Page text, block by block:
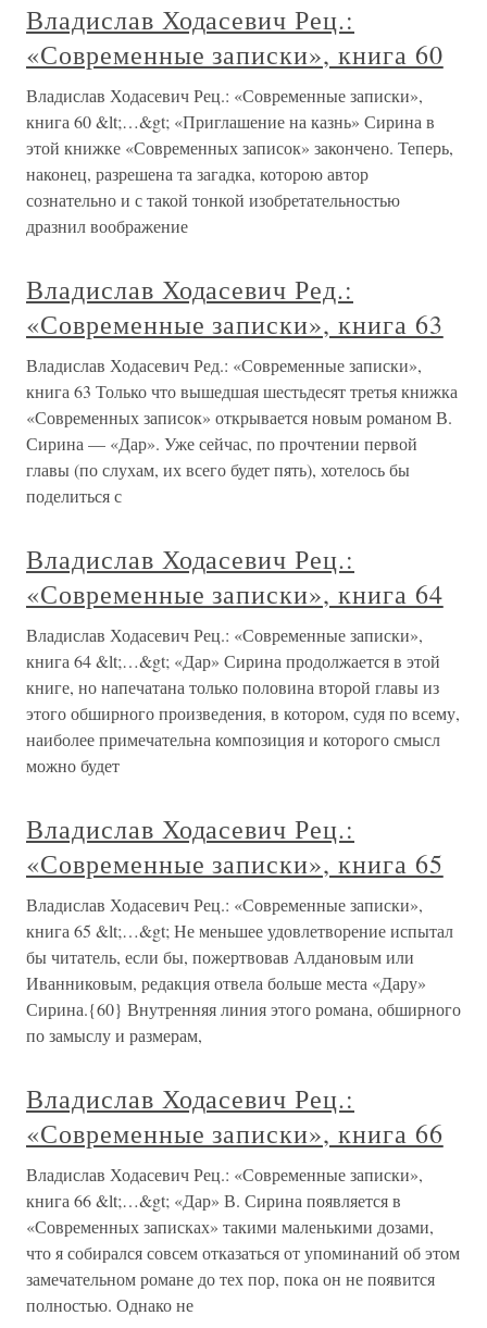
Владислав Ходасевич Рец.:
«Современные записки», книга 60
Владислав Ходасевич Рец.: «Современные записки»,
книга 60 &lt;…&gt; «Приглашение на казнь» Сирина в
этой книжке «Современных записок» закончено. Теперь,
наконец, разрешена та загадка, которою автор
сознательно и с такой тонкой изобретательностью
дразнил воображение
Владислав Ходасевич Ред.:
«Современные записки», книга 63
Владислав Ходасевич Ред.: «Современные записки»,
книга 63 Только что вышедшая шестьдесят третья книжка
«Современных записок» открывается новым романом В.
Сирина — «Дар». Уже сейчас, по прочтении первой
главы (по слухам, их всего будет пять), хотелось бы
поделиться с
Владислав Ходасевич Рец.:
«Современные записки», книга 64
Владислав Ходасевич Рец.: «Современные записки»,
книга 64 &lt;…&gt; «Дар» Сирина продолжается в этой
книге, но напечатана только половина второй главы из
этого обширного произведения, в котором, судя по всему,
наиболее примечательна композиция и которого смысл
можно будет
Владислав Ходасевич Рец.:
«Современные записки», книга 65
Владислав Ходасевич Рец.: «Современные записки»,
книга 65 &lt;…&gt; Не меньшее удовлетворение испытал
бы читатель, если бы, пожертвовав Алдановым или
Иванниковым, редакция отвела больше места «Дару»
Сирина.{60} Внутренняя линия этого романа, обширного
по замыслу и размерам,
Владислав Ходасевич Рец.:
«Современные записки», книга 66
Владислав Ходасевич Рец.: «Современные записки»,
книга 66 &lt;…&gt; «Дар» В. Сирина появляется в
«Современных записках» такими маленькими дозами,
что я собирался совсем отказаться от упоминаний об этом
замечательном романе до тех пор, пока он не появится
полностью. Однако не